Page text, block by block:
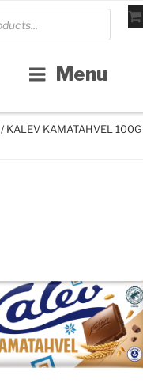
Menu
/ KALEV KAMATAHVEL 100G